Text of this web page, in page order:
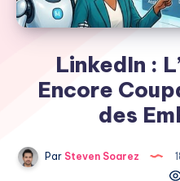
LinkedIn :
Encore
des
Par Steven Soarez